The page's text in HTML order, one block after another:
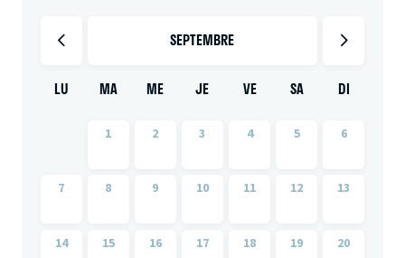
SEPTEMBRE
LU MA ME JE VE SA DI
1 2 3 4 5 6
7 8 9 10 11 12 13
14 15 16 17 18 19 20